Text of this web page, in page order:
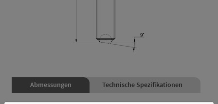
Abmessungen Technische Spezifikationen